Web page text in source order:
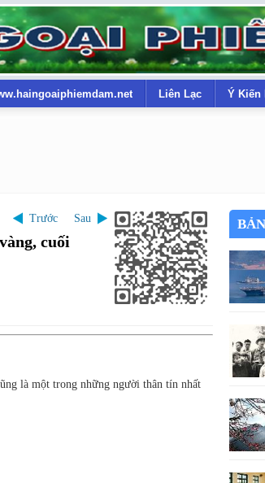
Liên Lạc Ý Kiến
Trước Sau
cuối
là một trong những người thân tín nhất